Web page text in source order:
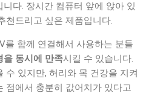
니다. 장시간 컴퓨터 앞에 앉아 있
천드리고 싶은 제품입니다.
를 함께 연결해서 사용하는 분들
을 동시에 만족시킬 수 있습니다.
수 있지만, 허리와 목 건강을 지켜
점에서 충분히 값어치가 있다고